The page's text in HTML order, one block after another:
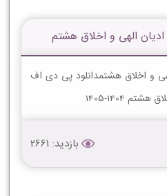
ادیان الهى و اخلاق هشتم
و اخلاق هشتمدانلود پی دی اف
1404-1405
بازدید: 2661